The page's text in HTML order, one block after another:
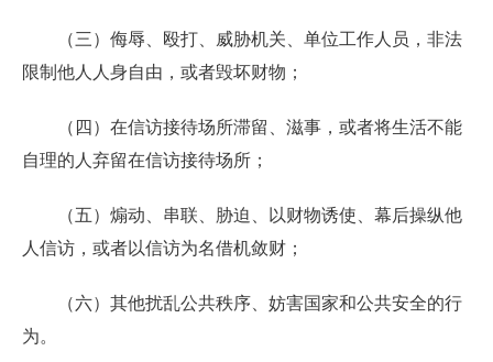
（三）侮辱、殴打、威胁机关、单位工作人员，非法
限制他人人身自由，或者毁坏财物；
（四）在信访接待场所滞留、滋事，或者将生活不能
自理的人弃留在信访接待场所；
（五）煽动、串联、胁迫、以财物诱使、幕后操纵他
人信访，或者以信访为名借机敛财；
（六）其他扰乱公共秩序、妨害国家和公共安全的行
为。